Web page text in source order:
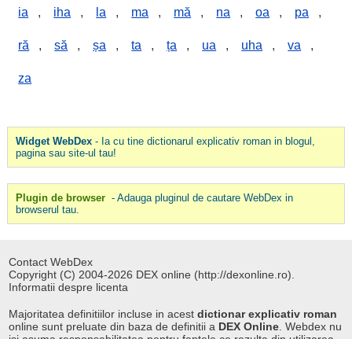
ia , iha , la , ma , mă , na , oa , pa ,
ră , să , șa , ta , ța , ua , uha , va ,
za
Widget WebDex- Ia cu tine dictionarul explicativ roman in blogul,
pagina sau site-ul tau!
Plugin de browser - Adauga pluginul de cautare WebDex in
browserul tau.
Contact WebDex
Copyright (C) 2004-2026 DEX online (http://dexonline.ro).
Informatii despre licenta
Majoritatea definitiilor incluse in acestdictionar explicativ roman
online sunt preluate din baza de definitii a DEX Online . Webdex nu